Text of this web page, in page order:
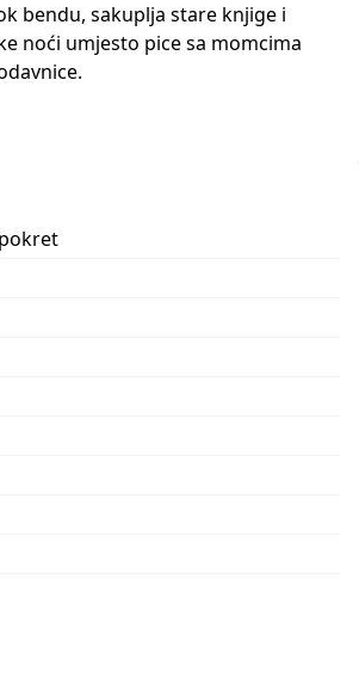
bendu, sakuplja stare knjige i
noći umjesto pice sa momcima